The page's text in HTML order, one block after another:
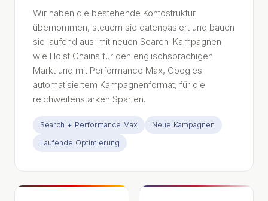
Wir haben die bestehende Kontostruktur
übernommen, steuern sie datenbasiert und bauen
sie laufend aus: mit neuen Search-Kampagnen
wie Hoist Chains für den englischsprachigen
Markt und mit Performance Max, Googles
automatisiertem Kampagnenformat, für die
reichweitenstarken Sparten.
Search + Performance Max
Neue Kampagnen
Laufende Optimierung